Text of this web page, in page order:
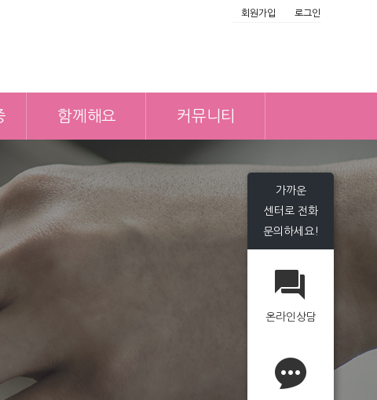
회원가입 로그인
함께해요 커뮤니티
가까운
센터로 전화
문의하세요!
온라인상담